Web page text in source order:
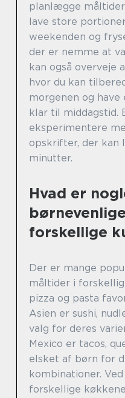
planlægge
lave store
weekenden og
der er nemme at
kan også overveje
hvor du kan
morgenen og
klar til middagstid.
eksperimentere
opskrifter, der kan
minutter.
Hvad er
forskellige
Der er mange
måltider i
pizza og pasta
Asien er sushi,
valg for deres
Mexico er tacos,
elsket af børn for
kombinationer.
forskellige